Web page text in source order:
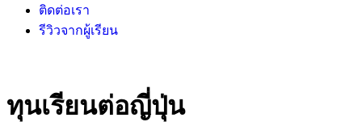
ติดต่อเรา
รีวิวจากผู้เรียน
ทุนเรียนต่อญี่ปุ่น